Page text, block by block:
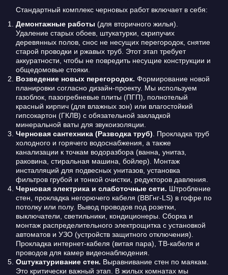
Стандартный комплекс черновых работ включает в себя:
Демонтажные работы (для вторичного жилья).
Удаление старых обоев, штукатурки, скрипучих
деревянных полов, снос не несущих перегородок, снятие
старой проводки и ржавых труб. Этот этап требует
аккуратности, чтобы не повредить несущие конструкции и
общедомовые стояки.
Возведение новых перегородок. Формирование новой
планировки согласно дизайн-проекту. Мы используем
газоблок, пазогребневые плиты (ПГП), полнотелый
красный кирпич (для влажных зон) или влагостойкий
гипсокартон (ГКЛВ) с обязательной закладкой
минеральной ваты для звукоизоляции.
Черновая сантехника (Разводка труб) . Прокладка труб
холодного и горячего водоснабжения, а также
канализации к точкам водоразбора (ванна, унитаз,
раковина, стиральная машина, бойлер). Монтаж
инсталляций для подвесных унитазов, установка
фильтров грубой и тонкой очистки, редукторов давления.
Черновая электрика и слаботочные сети. Штробление
стен, прокладка негорючего кабеля (ВВГнг-LS) в гофре по
потолку или полу. Вывод проводов под розетки,
выключатели, светильники, кондиционеры. Сборка и
монтаж распределительного электрощитка с установкой
автоматов и УЗО (устройств защитного отключения).
Прокладка интернет-кабеля (витая пара), ТВ-кабеля и
проводов для камер видеонаблюдения.
Оштукатуривание стен. Выравнивание стен по маякам.
Это критически важный этап. В жилых комнатах мы